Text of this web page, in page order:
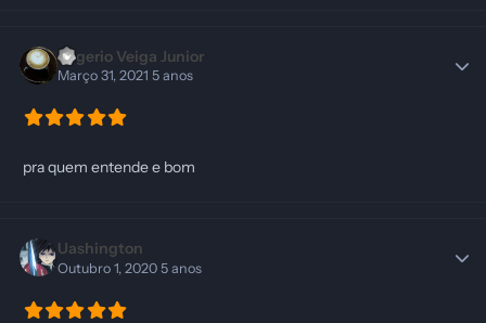
Rogerio Veiga Junior
Março 31, 20215 anos
pra quem entende e bom
Uashington
Outubro 1, 20205 anos